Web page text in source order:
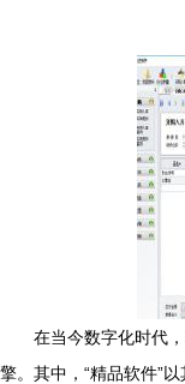
在当今数字化时代
擎。其中，“精品软件”